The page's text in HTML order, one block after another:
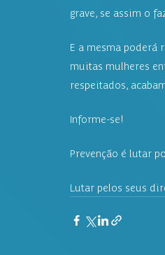
grave, se assim o
E a mesma poderá
muitas mulheres
respeitados,
Informe-se!
Prevenção é lutar
Lutar pelos seus